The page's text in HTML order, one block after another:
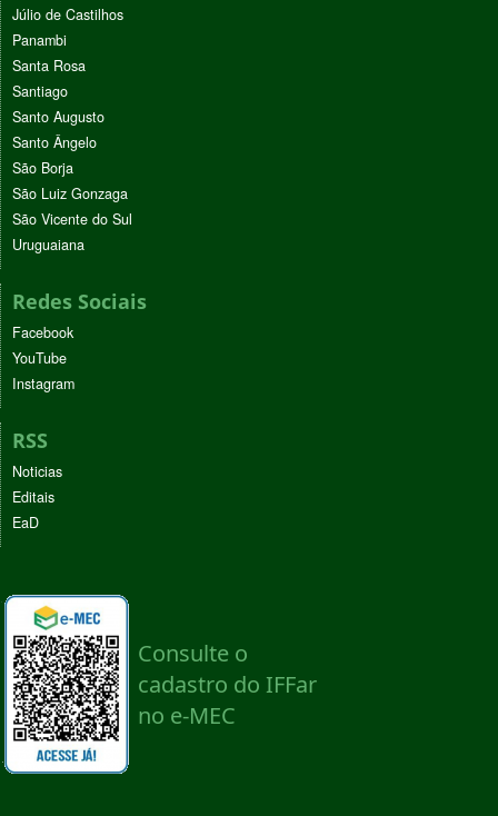
Júlio de Castilhos
Panambi
Santa Rosa
Santiago
Santo Augusto
Santo Ângelo
São Borja
São Luiz Gonzaga
São Vicente do Sul
Uruguaiana
Redes Sociais
Facebook
YouTube
Instagram
RSS
Noticias
Editais
EaD